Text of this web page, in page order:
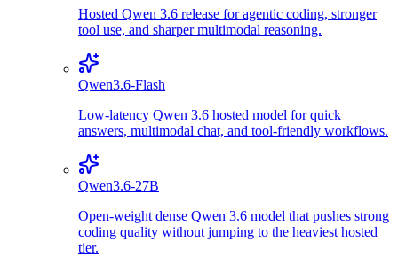
Hosted Qwen 3.6 release for agentic coding, stronger
tool use, and sharper multimodal reasoning.
Qwen3.6-Flash
Low-latency Qwen 3.6 hosted model for quick
answers, multimodal chat, and tool-friendly workflows.
Qwen3.6-27B
Open-weight dense Qwen 3.6 model that pushes strong
coding quality without jumping to the heaviest hosted
tier.